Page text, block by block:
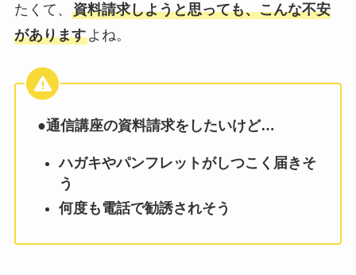
たくて、 資料請求しようと思っても、こんな不安
がありますよね。
●通信講座の資料請求をしたいけど…
ハガキやパンフレットがしつこく届きそ
う
何度も電話で勧誘されそう